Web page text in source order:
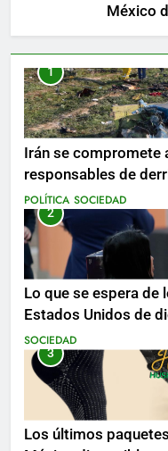
México
1
Irán se compromete
responsables de
mientras se realizan
POLÍTICA SOCIEDAD
2
Lo que se espera
Estados Unidos de
SOCIEDAD
3
Los últimos